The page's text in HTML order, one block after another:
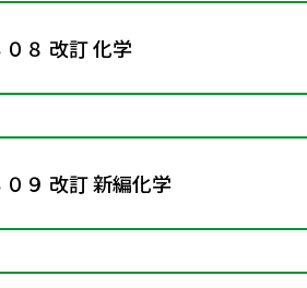
０８ 改訂 化学
０９ 改訂 新編化学